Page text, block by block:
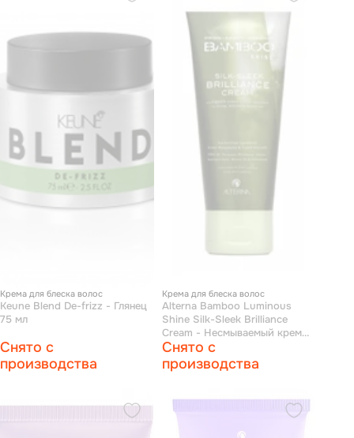
Крема для блеска волос
Keune Blend De-frizz - Глянец
75 мл
Снято с
производства
Крема для блеска волос
Alterna Bamboo Luminous
Shine Silk-Sleek Brilliance
Cream - Несмываемый крем
для сияния и блеска волос 40
мл
Снято с
производства